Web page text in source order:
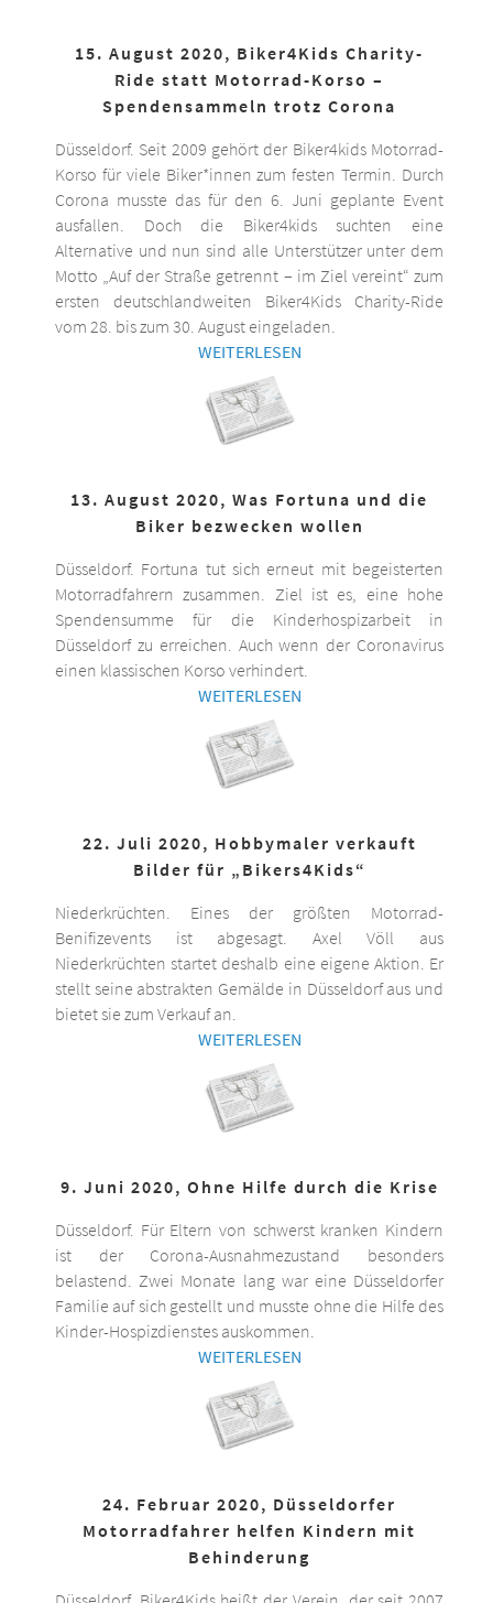
15. August 2020, Biker4Kids Charity-
Ride statt Motorrad-Korso –
Spendensammeln trotz Corona
Düsseldorf. Seit 2009 gehört der Biker4kids Motorrad-
Korso für viele Biker*innen zum festen Termin. Durch
Corona musste das für den 6. Juni geplante Event
ausfallen. Doch die Biker4kids suchten eine
Alternative und nun sind alle Unterstützer unter dem
Motto „Auf der Straße getrennt – im Ziel vereint“ zum
ersten deutschlandweiten Biker4Kids Charity-Ride
vom 28. bis zum 30. August eingeladen.
WEITERLESEN
13. August 2020, Was Fortuna und die
Biker bezwecken wollen
Düsseldorf. Fortuna tut sich erneut mit begeisterten
Motorradfahrern zusammen. Ziel ist es, eine hohe
Spendensumme für die Kinderhospizarbeit in
Düsseldorf zu erreichen. Auch wenn der Coronavirus
einen klassischen Korso verhindert.
WEITERLESEN
22. Juli 2020, Hobbymaler verkauft
Bilder für „Bikers4Kids“
Niederkrüchten. Eines der größten Motorrad-
Benifizevents ist abgesagt. Axel Völl aus
Niederkrüchten startet deshalb eine eigene Aktion. Er
stellt seine abstrakten Gemälde in Düsseldorf aus und
bietet sie zum Verkauf an.
WEITERLESEN
9. Juni 2020, Ohne Hilfe durch die Krise
Düsseldorf. Für Eltern von schwerst kranken Kindern
ist der Corona-Ausnahmezustand besonders
belastend. Zwei Monate lang war eine Düsseldorfer
Familie auf sich gestellt und musste ohne die Hilfe des
Kinder-Hospizdienstes auskommen.
WEITERLESEN
24. Februar 2020, Düsseldorfer
Motorradfahrer helfen Kindern mit
Behinderung